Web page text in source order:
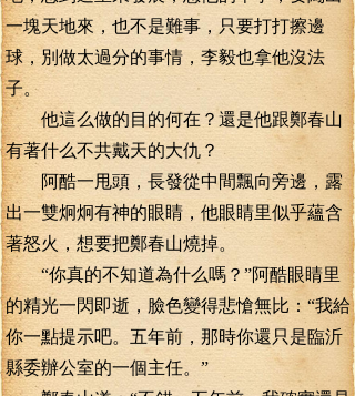
一塊天地來，也不是難事，只要打打擦邊
球，別做太過分的事情，李毅也拿他沒法
子。
他這么做的目的何在？還是他跟鄭春山
有著什么不共戴天的大仇？
阿酷一甩頭，長發從中間飄向旁邊，露
出一雙炯炯有神的眼睛，他眼睛里似乎蘊含
著怒火，想要把鄭春山燒掉。
“你真的不知道為什么嗎？”阿酷眼睛里
的精光一閃即逝，臉色變得悲愴無比：“我給
你一點提示吧。五年前，那時你還只是臨沂
縣委辦公室的一個主任。”